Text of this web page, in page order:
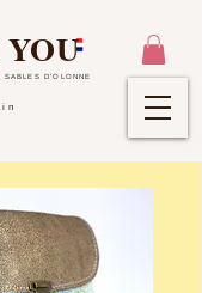
D'OLONNE